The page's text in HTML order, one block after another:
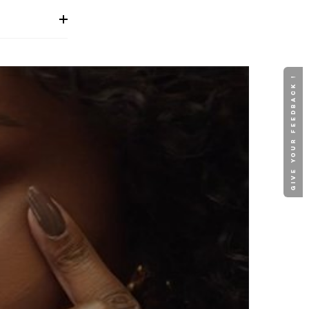
GIVE YOUR FEEDBACK !